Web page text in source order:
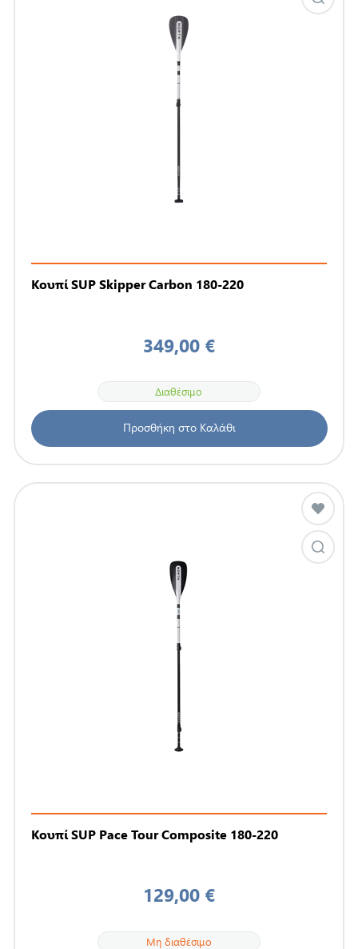
Κουπί SUP Skipper Carbon 180-220
349,00 €
Διαθέσιμο
Προσθήκη στο Καλάθι
Κουπί SUP Pace Tour Composite 180-220
129,00 €
Μη διαθέσιμο